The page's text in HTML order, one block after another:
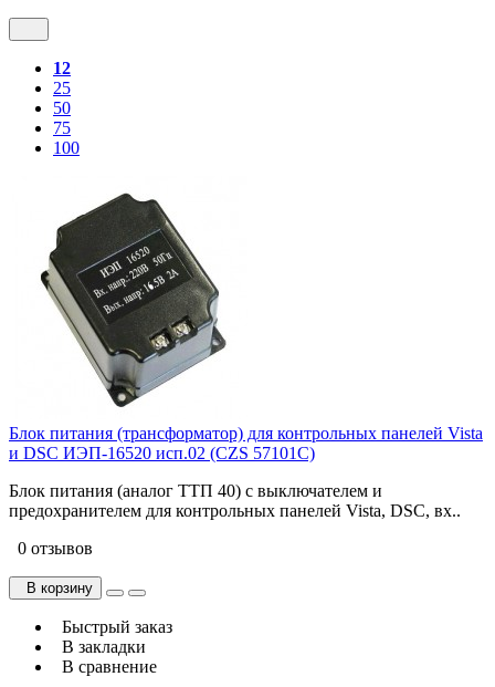
12
25
50
75
100
Блок питания (трансформатор) для контрольных панелей Vista
и DSC ИЭП-16520 исп.02 (CZS 57101C)
Блок питания (аналог ТТП 40) с выключателем и
предохранителем для контрольных панелей Vista, DSC, вх..
0 отзывов
В корзину
Быстрый заказ
В закладки
В сравнение